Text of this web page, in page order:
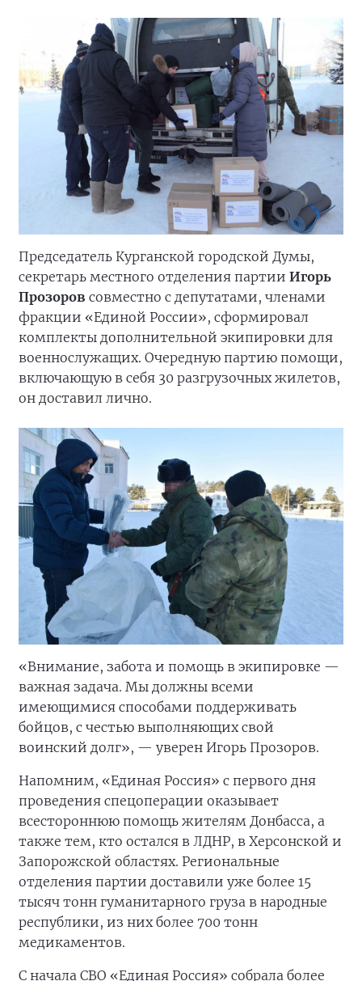
Председатель Курганской городской Думы,
секретарь местного отделения партии Игорь
Прозоров совместно с депутатами, членами
фракции «Единой России», сформировал
комплекты дополнительной экипировки для
военнослужащих. Очередную партию помощи,
включающую в себя 30 разгрузочных жилетов,
он доставил лично.
«Внимание, забота и помощь в экипировке —
важная задача. Мы должны всеми
имеющимися способами поддерживать
бойцов, с честью выполняющих свой
воинский долг», — уверен Игорь Прозоров.
Напомним, «Единая Россия» с первого дня
проведения спецоперации оказывает
всестороннюю помощь жителям Донбасса, а
также тем, кто остался в ЛДНР, в Херсонской и
Запорожской областях. Региональные
отделения партии доставили уже более 15
тысяч тонн гуманитарного груза в народные
республики, из них более 700 тонн
медикаментов.
С начала СВО «Единая Россия» собрала более